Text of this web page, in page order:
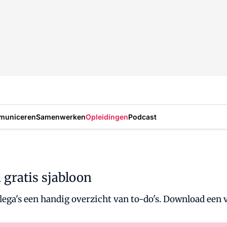
SamenwerkenOpleidingenPodcast
gratis sjabloon
een handig overzicht van to-do's. Download